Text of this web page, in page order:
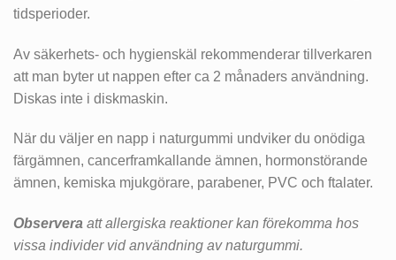
tidsperioder.
Av säkerhets- och hygienskäl rekommenderar tillverkaren
att man byter ut nappen efter ca 2 månaders användning.
Diskas inte i diskmaskin.
När du väljer en napp i naturgummi undviker du onödiga
färgämnen, cancerframkallande ämnen, hormonstörande
ämnen, kemiska mjukgörare, parabener, PVC och ftalater.
Observera att allergiska reaktioner kan förekomma hos
vissa individer vid användning av naturgummi.